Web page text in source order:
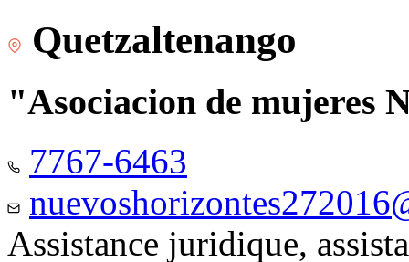
Quetzaltenango
"Asociacion de mujeres
7767-6463
Assistance juridique,